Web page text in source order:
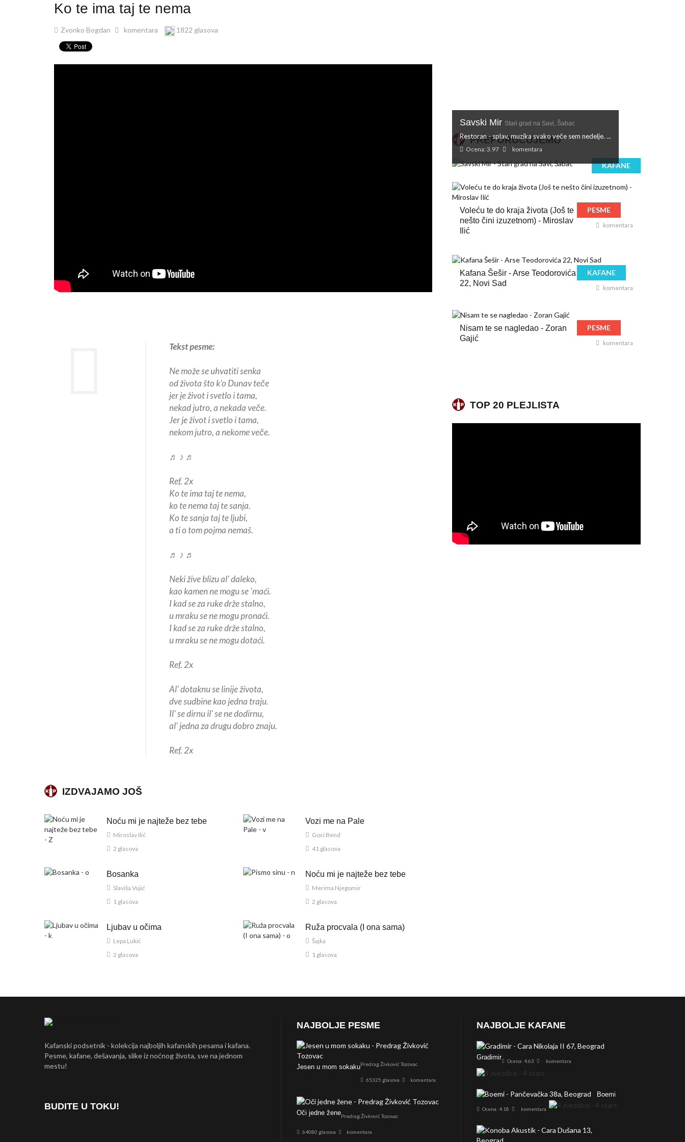
Ko te ima taj te nema
Zvonko Bogdan komentara 1822 glasova
Tekst pesme:
Ne može se uhvatiti senka
od života što k'o Dunav teče
jer je život i svetlo i tama,
nekad jutro, a nekada veče.
Jer je život i svetlo i tama,
nekom jutro, a nekome veče.
♬ ♪ ♬
Ref. 2x
Ko te ima taj te nema,
ko te nema taj te sanja.
Ko te sanja taj te ljubi,
a ti o tom pojma nemaš.
♬ ♪ ♬
Neki žive blizu al' daleko,
kao kamen ne mogu se 'maći.
I kad se za ruke drže stalno,
u mraku se ne mogu pronaći.
I kad se za ruke drže stalno,
u mraku se ne mogu dotaći.
Ref. 2x
Al' dotaknu se linije života,
dve sudbine kao jedna traju.
Il' se dirnu il' se ne dodirnu,
al' jedna za drugu dobro znaju.
Ref. 2x
IZDVAJAMO JOŠ
Noću mi je najteže bez tebe
Miroslav Ilić
2 glasova
Vozi me na Pale
Goci Bend
41 glasova
Bosanka
Slaviša Vujić
1 glasova
Noću mi je najteže bez tebe
Merima Njegomir
2 glasova
Ljubav u očima
Lepa Lukić
2 glasova
Ruža procvala (I ona sama)
Šajka
1 glasova
PREPORUČUJEMO
KAFANE
Savski Mir Stari grad na Savi, Šabac
Restoran - splav, muzika svako veče sem nedelje. ...
Ocena: 3.97 komentara
Voleću te do kraja života (Još te
nešto čini izuzetnom) - Miroslav
Ilić
PESME
komentara
Kafana Šešir - Arse Teodorovića
22, Novi Sad
KAFANE
komentara
Nisam te se nagledao - Zoran
Gajić
PESME
komentara
TOP 20 PLEJLISTA
Kafanski podsetnik - kolekcija najboljih kafanskih pesama i kafana.
Pesme, kafane, dešavanja, slike iz noćnog života, sve na jednom
mestu!
BUDITE U TOKU!
NAJBOLJE PESME
Jesen u mom sokakuPredrag Živković Tozovac
65325 glasova komentara
Oči jedne ženePredrag Živković Tozovac
64080 glasova komentara
NAJBOLJE KAFANE
Gradimir Ocena: 4.63 komentara
Boemi
Ocena: 4.18 komentara